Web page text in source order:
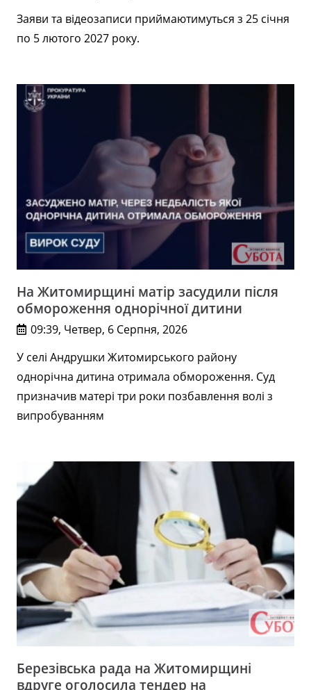
Заяви та відеозаписи приймаютимуться з 25 січня
по 5 лютого 2027 року.
На Житомирщині матір засудили після
обмороження однорічної дитини
09:39, Четвер, 6 Серпня, 2026
У селі Андрушки Житомирського району
однорічна дитина отримала обмороження. Суд
призначив матері три роки позбавлення волі з
випробуванням
Березівська рада на Житомирщині
вдруге оголосила тендер на